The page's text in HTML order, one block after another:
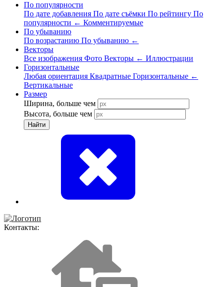
По популярности
По дате добавления По дате съёмки По рейтингу По
популярности ← Комментируемые
По убыванию
По возрастанию По убыванию ←
Векторы
Все изображения Фото Векторы ← Иллюстрации
Горизонтальные
Любая ориентация Квадратные Горизонтальные ←
Вертикальные
Размер
Ширина, больше чем
Высота, больше чем
Найти
Контакты: